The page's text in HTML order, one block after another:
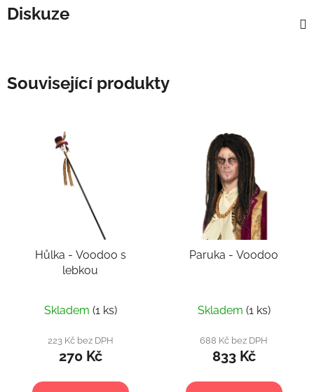
Diskuze
Související produkty
Hůlka - Voodoo s
lebkou
Skladem (1 ks)
223 Kč bez DPH
270 Kč
Paruka - Voodoo
Skladem (1 ks)
688 Kč bez DPH
833 Kč